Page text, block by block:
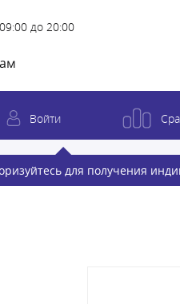
до 20:00
Войти
для получения